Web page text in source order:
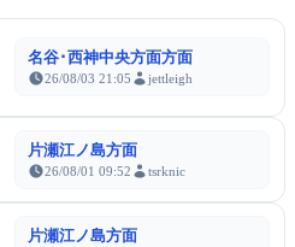
名谷･西神中央方面方面
26/08/03 21:05 jettleigh
片瀬江ノ島方面
26/08/01 09:52 tsrknic
片瀬江ノ島方面